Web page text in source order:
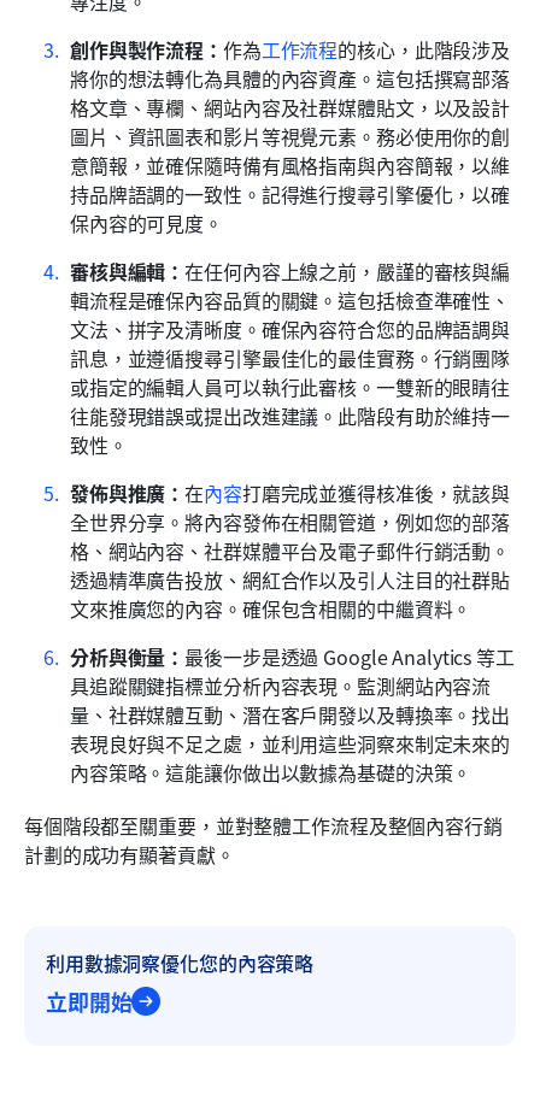
創作與製作流程： 作為工作流程的核心，此階段涉及
將你的想法轉化為具體的內容資產。這包括撰寫部落
格文章、專欄、網站內容及社群媒體貼文，以及設計
圖片、資訊圖表和影片等視覺元素。務必使用你的創
意簡報，並確保隨時備有風格指南與內容簡報，以維
持品牌語調的一致性。記得進行搜尋引擎優化，以確
保內容的可見度。
審核與編輯：在任何內容上線之前，嚴謹的審核與編
輯流程是確保內容品質的關鍵。這包括檢查準確性、
文法、拼字及清晰度。確保內容符合您的品牌語調與
訊息，並遵循搜尋引擎最佳化的最佳實務。行銷團隊
或指定的編輯人員可以執行此審核。一雙新的眼睛往
往能發現錯誤或提出改進建議。此階段有助於維持一
致性。
發佈與推廣：在內容打磨完成並獲得核准後，就該與
全世界分享。將內容發佈在相關管道，例如您的部落
格、網站內容、社群媒體平台及電子郵件行銷活動。
透過精準廣告投放、網紅合作以及引人注目的社群貼
文來推廣您的內容。確保包含相關的中繼資料。
分析與衡量： 最後一步是透過 Google Analytics 等工
具追蹤關鍵指標並分析內容表現。監測網站內容流
量、社群媒體互動、潛在客戶開發以及轉換率。找出
表現良好與不足之處，並利用這些洞察來制定未來的
內容策略。這能讓你做出以數據為基礎的決策。
每個階段都至關重要，並對整體工作流程及整個內容行銷
計劃的成功有顯著貢獻。
利用數據洞察優化您的內容策略
立即開始